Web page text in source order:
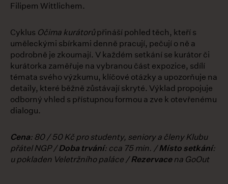
Filipem Wittlichem.
Cyklus Očima kurátorůpřináší pohled těch, kteří s
uměleckými sbírkami denně pracují, pečují o ně a
podrobně je zkoumají. V každém setkání se kurátor či
kurátorka zaměřuje na vybranou část expozice, sdílí
témata svého výzkumu, klíčové otázky a upozorňuje na
detaily, které běžně zůstávají skryté. Výklad propojuje
odborný vhled s přístupnou formou a zve k otevřenému
dialogu.
Cena: 80 / 50 Kč pro studenty, seniory a členy Klubu
přátel NGP /Doba trvání: cca 75 min. /Místo setkání:
u pokladen Veletržního paláce /Rezervacena GoOut